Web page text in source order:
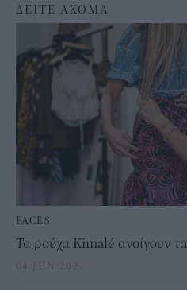
ΔΕΙΤΕ ΑΚΟΜΑ
FACES
Τα ρούχα Kimalé ανoίγουν
04 JUN 2021